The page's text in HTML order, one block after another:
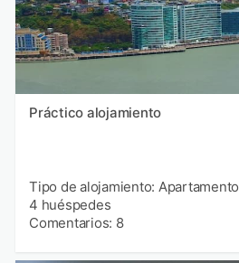
Práctico alojamiento
Tipo de alojamiento: Apartamento
4 huéspedes
Comentarios: 8